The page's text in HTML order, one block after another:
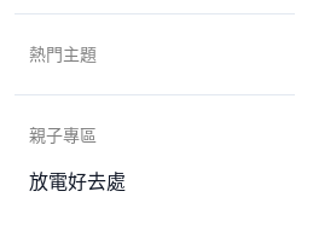
熱門主題
親子專區
放電好去處